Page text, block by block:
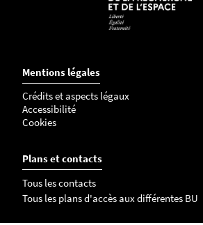
Mentions légales
Crédits et aspects légaux
Accessibilité
Cookies
Plans et contacts
Tous les contacts
Tous les plans d'accès aux différentes BU